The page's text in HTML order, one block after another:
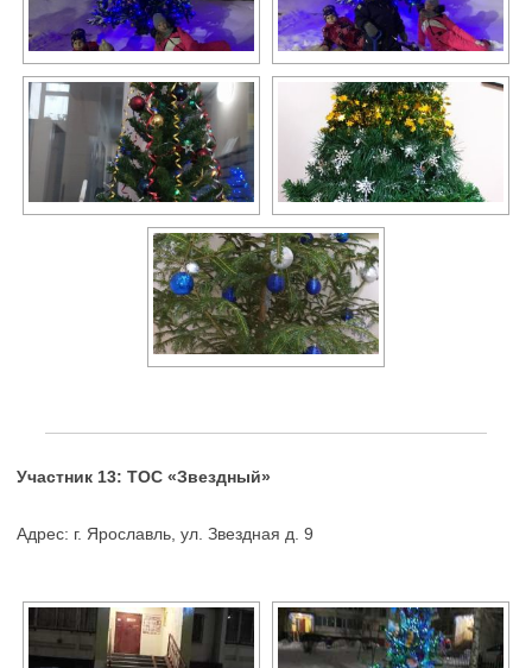
Участник 13: ТОС «Звездный»
Адрес: г. Ярославль, ул. Звездная д. 9